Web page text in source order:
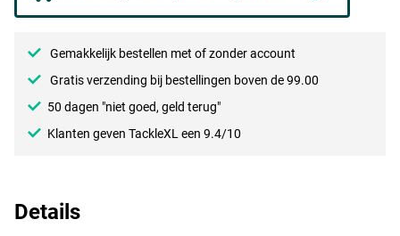
Gemakkelijk bestellen met of zonder account
Gratis verzending bij bestellingen boven de 99.00
50 dagen "niet goed, geld terug"
Klanten geven TackleXL een 9.4/10
Details